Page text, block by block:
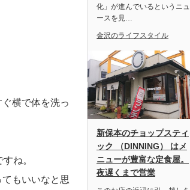
横で体を洗っ
ね。
もいいなと思
化」が進んでいるというニュ
ースを見…
金沢のライフスタイル
新保本のチョップスティ
ック （DINNING） はメ
ニューが豊富な定食屋。
夜遅くまで営業